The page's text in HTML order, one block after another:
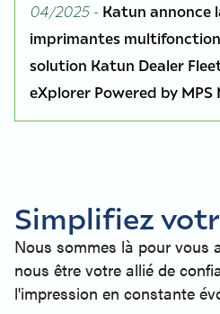
04/2025 - Katun annonce
imprimantes
solution Katun Dealer
eXplorer Powered by
Simplifiez
Nous sommes là pour vous
nous être votre allié de
l'impression en constante